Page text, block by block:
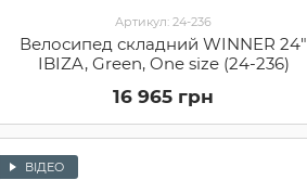
Артикул: 24-236
Велосипед складний WINNER 24"
IBIZA, Green, One size (24-236)
16 965 грн
ВІДЕО